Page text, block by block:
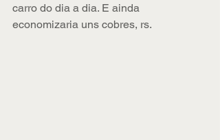
carro do dia a dia. E ainda
economizaria uns cobres, rs.